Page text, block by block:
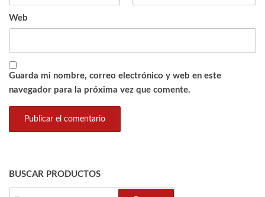
Web
Guarda mi nombre, correo electrónico y web en este
navegador para la próxima vez que comente.
BUSCAR PRODUCTOS
BUSCAR: